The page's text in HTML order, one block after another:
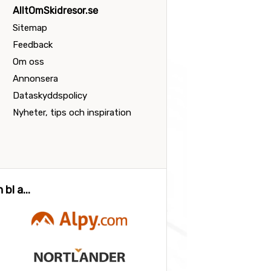
AlltOmSkidresor.se
Sitemap
Feedback
Om oss
Annonsera
Dataskyddspolicy
Nyheter, tips och inspiration
bl a...